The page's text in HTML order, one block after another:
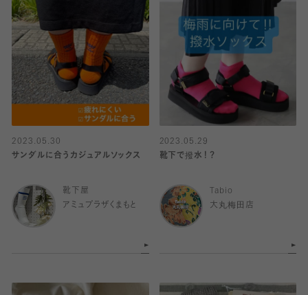
2023.05.30
サンダルに合うカジュアルソックス
靴下屋
アミュプラザくまもと
2023.05.29
靴下で撥水！？
Tabio
大丸梅田店